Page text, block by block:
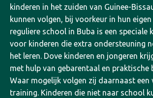
kinderen in het zuiden van Guinee-
kunnen volgen, bij voorkeur in hun
reguliere school in Buba is een speciale
voor kinderen die extra ondersteuning
het leren. Dove kinderen en jongeren
met hulp van gebarentaal en praktische
Waar mogelijk volgen zij daarnaast een
training. Kinderen die niet naar school